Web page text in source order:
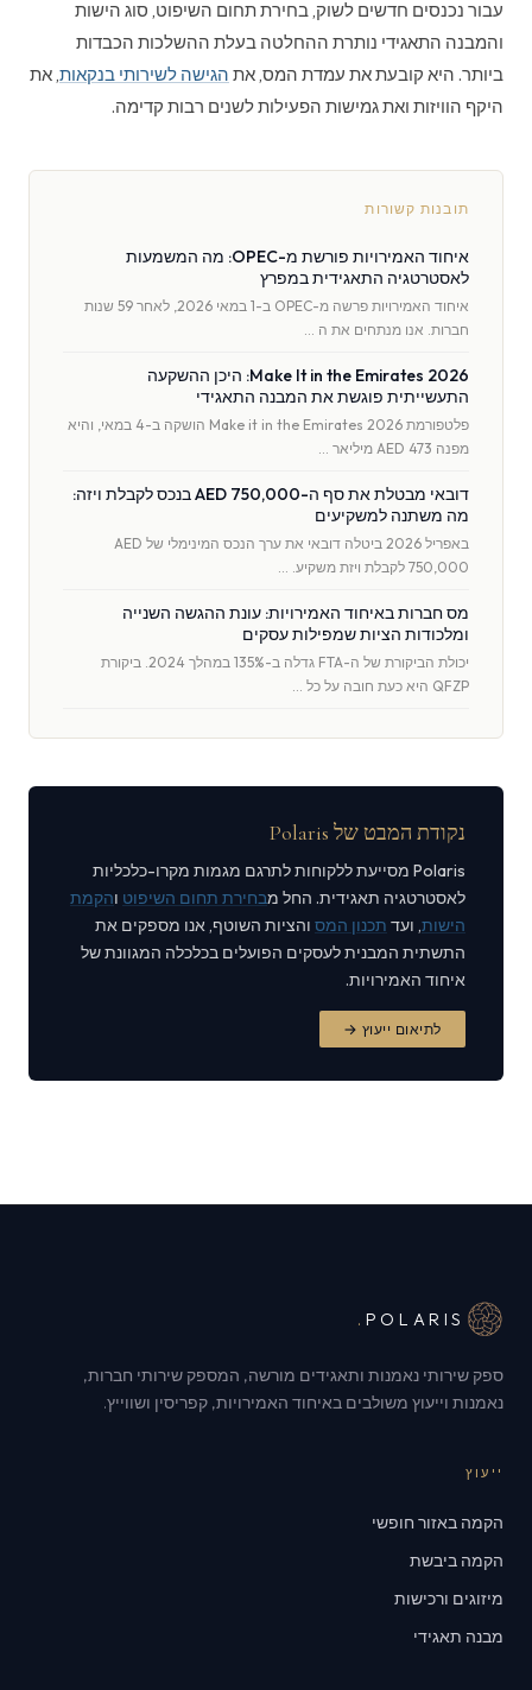
עבור נכנסים חדשים לשוק, בחירת תחום השיפוט, סוג הישות
והמבנה התאגידי נותרת ההחלטה בעלת ההשלכות הכבדות
ביותר. היא קובעת את עמדת המס, את הגישה לשירותי בנקאות, את
היקף הוויזות ואת גמישות הפעילות לשנים רבות קדימה.
תובנות קשורות
איחוד האמירויות פורשת מ-OPEC: מה המשמעות
לאסטרטגיה התאגידית במפרץ
איחוד האמירויות פרשה מ-OPEC ב-1 במאי 2026, לאחר 59 שנות
חברות. אנו מנתחים את ה …
Make It in the Emirates 2026: היכן ההשקעה
התעשייתית פוגשת את המבנה התאגידי
פלטפורמת Make it in the Emirates 2026 הושקה ב-4 במאי, והיא
מפנה AED 473 מיליאר …
דובאי מבטלת את סף ה-AED 750,000 בנכס לקבלת ויזה:
מה משתנה למשקיעים
באפריל 2026 ביטלה דובאי את ערך הנכס המינימלי של AED
750,000 לקבלת ויזת משקיע. …
מס חברות באיחוד האמירויות: עונת ההגשה השנייה
ומלכודות הציות שמפילות עסקים
יכולת הביקורת של ה-FTA גדלה ב-135% במהלך 2024. ביקורת
QFZP היא כעת חובה על כל …
נקודת המבט של Polaris
Polaris מסייעת ללקוחות לתרגם מגמות מקרו-כלכליות
לאסטרטגיה תאגידית. החל מבחירת תחום השיפוט והקמת
הישות, ועד תכנון המס והציות השוטף, אנו מספקים את
התשתית המבנית לעסקים הפועלים בכלכלה המגוונת של
איחוד האמירויות.
לתיאום ייעוץ →
POLARIS
.
ספק שירותי נאמנות ותאגידים מורשה, המספק שירותי חברות,
נאמנות וייעוץ משולבים באיחוד האמירויות, קפריסין ושווייץ.
ייעוץ
הקמה באזור חופשי
הקמה ביבשת
מיזוגים ורכישות
מבנה תאגידי